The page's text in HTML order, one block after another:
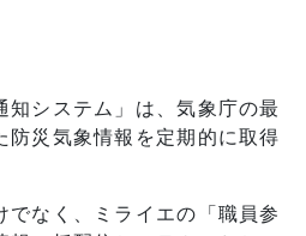
知システム」は、気象庁の最
防災気象情報を定期的に取得
なく、ミライエの「職員参